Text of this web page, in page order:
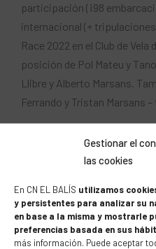
Gestionar el
las cookies
En CN EL BALÍS utilizamos
y persistentes para analizar su
en base a la misma y mostrarle
preferencias basada en sus
más información. Puede aceptar
participación (¡98
internacional (+
Race 2022 en el Club de Vela
posición de Pol Mateu y
Llibre y Alberto Marsans.
Ferrando y Tristan Marsans –
– En la clase 420
Julia/
Mariona/Nina
– En la clase Europa
Nico
– En la clase ILCA
Olivia